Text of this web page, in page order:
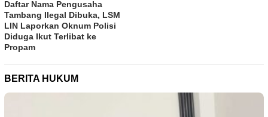
Daftar Nama Pengusaha
Tambang Ilegal Dibuka, LSM
LIN Laporkan Oknum Polisi
Diduga Ikut Terlibat ke
Propam
BERITA HUKUM